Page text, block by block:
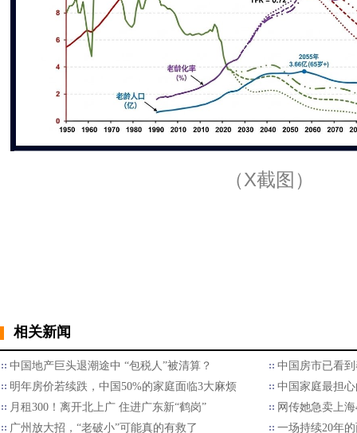
（X截图）
相关新闻
中国地产巨头退潮途中 “包税人”被清算？
中国房市已看
明年房价若续跌，中国50%的家庭面临3大麻烦
中国家庭最担
月租300！离开北上广 住进广东新“鹤岗”
网传她急卖上
广州放大招，“老破小”可能真的有救了
一场持续20年